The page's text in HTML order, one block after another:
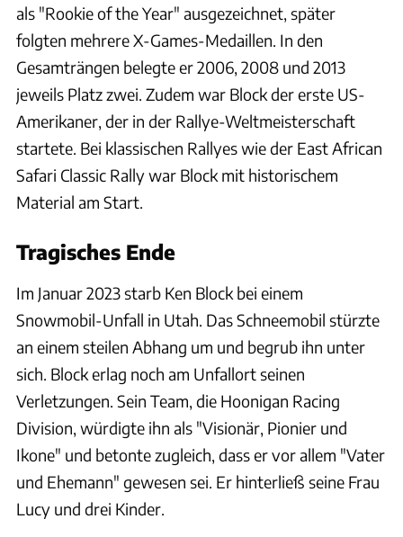
als "Rookie of the Year" ausgezeichnet, später
folgten mehrere X-Games-Medaillen. In den
Gesamträngen belegte er 2006, 2008 und 2013
jeweils Platz zwei. Zudem war Block der erste US-
Amerikaner, der in der Rallye-Weltmeisterschaft
startete. Bei klassischen Rallyes wie der East African
Safari Classic Rally war Block mit historischem
Material am Start.
Tragisches Ende
Im Januar 2023 starb Ken Block bei einem
Snowmobil-Unfall in Utah. Das Schneemobil stürzte
an einem steilen Abhang um und begrub ihn unter
sich. Block erlag noch am Unfallort seinen
Verletzungen. Sein Team, die Hoonigan Racing
Division, würdigte ihn als "Visionär, Pionier und
Ikone" und betonte zugleich, dass er vor allem "Vater
und Ehemann" gewesen sei. Er hinterließ seine Frau
Lucy und drei Kinder.